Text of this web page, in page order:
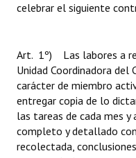
celebrar el siguiente
Art. 1º) Las labores a
Unidad Coordinadora del
carácter de miembro
entregar copia de lo
las tareas de cada mes
completo y detallado
recolectada,